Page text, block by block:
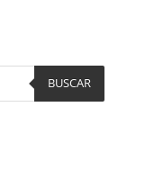
BUSCAR